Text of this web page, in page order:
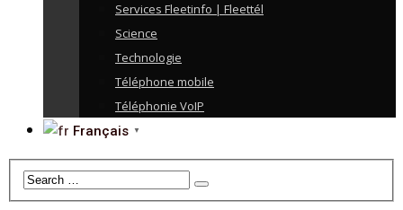
Services Fleetinfo | Fleettél
Science
Technologie
Téléphone mobile
Téléphonie VoIP
Français
▼